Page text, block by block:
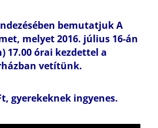
bemutatjuk A
melyet 2016. július 16-án
17.00 órai kezdettel a
vetítünk.
gyerekeknek ingyenes.